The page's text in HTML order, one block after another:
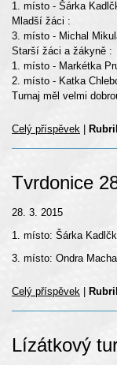
1. místo - Šárka
Mladší žáci :
3. místo - Michal
Starší žáci a žákyně :
1. místo - Markétka
2. místo - Katka
Turnaj měl velmi
Celý příspěvek
Tvrdonice
28. 3. 2015
1. místo: Šárka
3. místo: Ondra
Celý příspěvek
Lízátkový